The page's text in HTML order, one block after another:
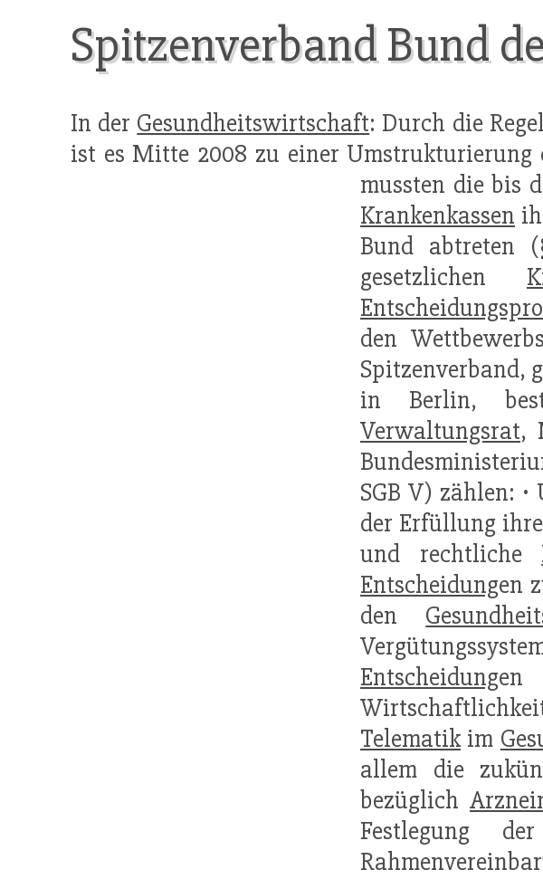
Spitzenverband Bund
In der Gesundheitswirtschaft: Durch die
ist es Mitte 2008 zu einer Umstrukturierung
mussten die bis
Krankenkassen
Bund abtreten
gesetzlichen
den
Spitzenverband,
in Berlin,
Verwaltungsrat,
SGB V) zählen:
der Erfüllung
und rechtliche
Entscheidungen
den
Entscheidung
Telematik im
allem die
bezüglich
Festlegung